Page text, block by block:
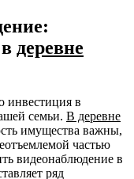
деревне
инвестиция в
семьи. В деревне
имущества важны,
частью
видеонаблюдение в
ряд